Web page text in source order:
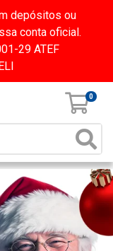
depósitos ou
conta oficial.
29 ATEF
0